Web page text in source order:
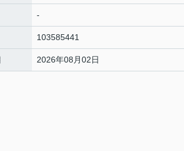
-
103585441
2026年08月02日